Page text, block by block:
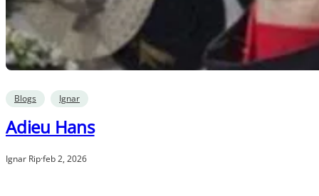
Blogs Ignar
Adieu Hans
Ignar Rip·feb 2, 2026